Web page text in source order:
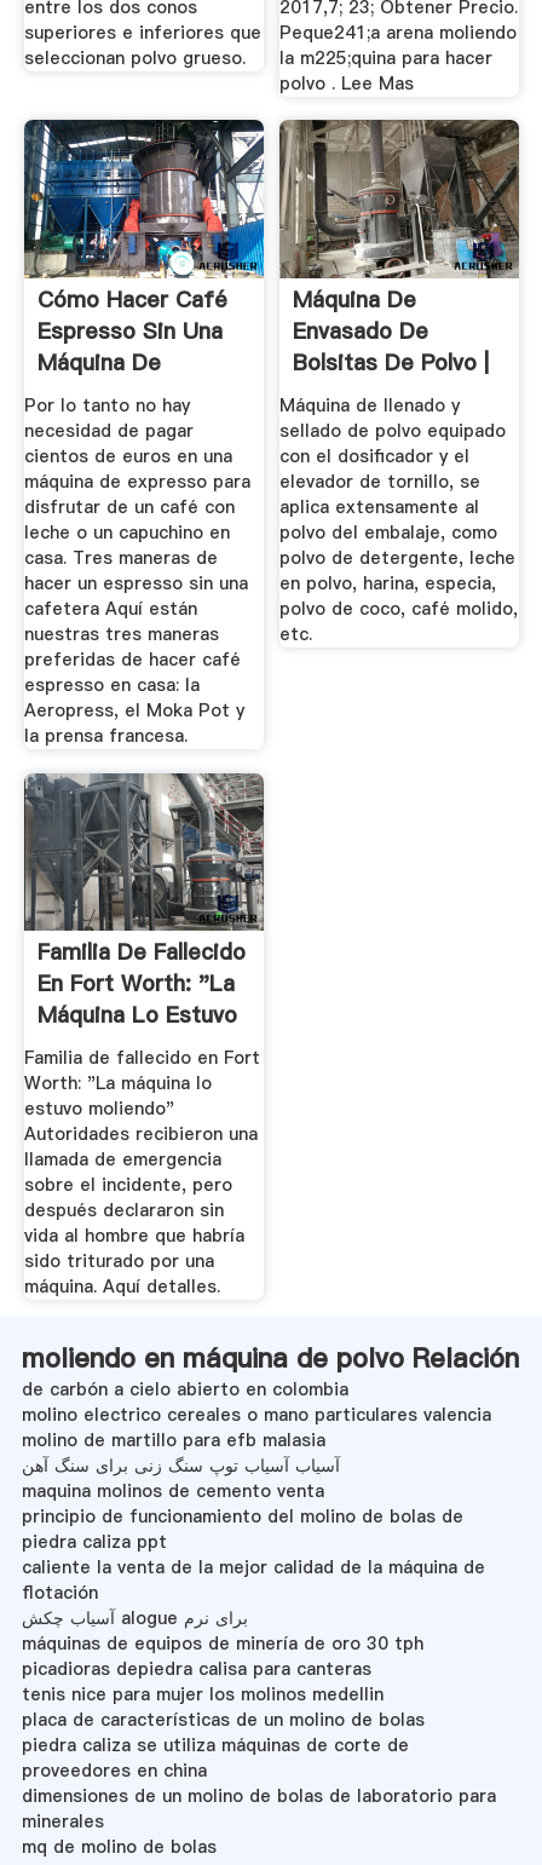
entre los dos conos
superiores e inferiores que
seleccionan polvo grueso.
2017,7; 23; Obtener Precio.
Peque241;a arena moliendo
la m225;quina para hacer
polvo . Lee Mas
Cómo Hacer Café
Espresso Sin Una
Máquina De
Expresso
Por lo tanto no hay
necesidad de pagar
cientos de euros en una
máquina de expresso para
disfrutar de un café con
leche o un capuchino en
casa. Tres maneras de
hacer un espresso sin una
cafetera Aquí están
nuestras tres maneras
preferidas de hacer café
espresso en casa: la
Aeropress, el Moka Pot y
la prensa francesa.
Máquina De
Envasado De
Bolsitas De Polvo |
Máquina De ...
Máquina de llenado y
sellado de polvo equipado
con el dosificador y el
elevador de tornillo, se
aplica extensamente al
polvo del embalaje, como
polvo de detergente, leche
en polvo, harina, especia,
polvo de coco, café molido,
etc.
Familia De Fallecido
En Fort Worth: "La
Máquina Lo Estuvo
...
Familia de fallecido en Fort
Worth: "La máquina lo
estuvo moliendo"
Autoridades recibieron una
llamada de emergencia
sobre el incidente, pero
después declararon sin
vida al hombre que habría
sido triturado por una
máquina. Aquí detalles.
moliendo en máquina de polvo Relación
de carbón a cielo abierto en colombia
molino electrico cereales o mano particulares valencia
molino de martillo para efb malasia
آسیاب آسیاب توپ سنگ زنی برای سنگ آهن
maquina molinos de cemento venta
principio de funcionamiento del molino de bolas de
piedra caliza ppt
caliente la venta de la mejor calidad de la máquina de
flotación
آسیاب چکش alogue برای نرم
máquinas de equipos de minería de oro 30 tph
picadioras depiedra calisa para canteras
tenis nice para mujer los molinos medellin
placa de características de un molino de bolas
piedra caliza se utiliza máquinas de corte de
proveedores en china
dimensiones de un molino de bolas de laboratorio para
minerales
mq de molino de bolas